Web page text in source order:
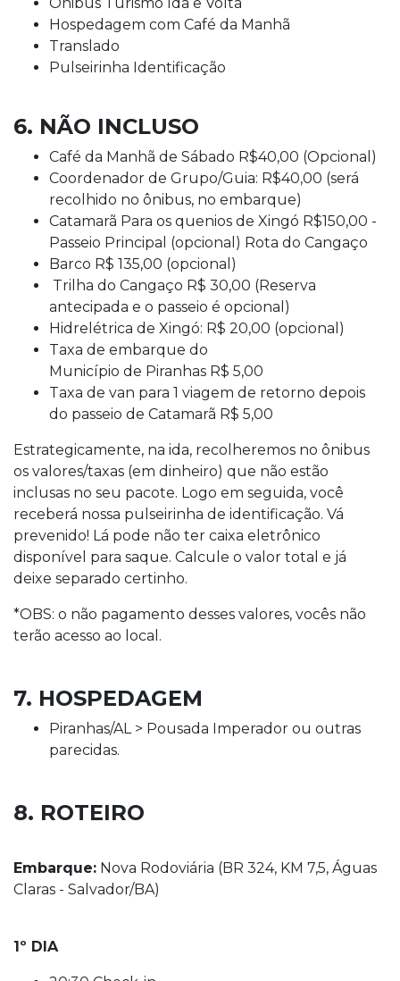
Hospedagem com Café da Manhã
Translado
Pulseirinha Identificação
6. NÃO INCLUSO
Café da Manhã de Sábado R$40,00 (Opcional)
Coordenador de Grupo/Guia: R$40,00 (será
recolhido no ônibus, no embarque)
Catamarã Para os quenios de Xingó R$150,00 -
Passeio Principal (opcional) Rota do Cangaço
Barco R$ 135,00 (opcional)
Trilha do Cangaço R$ 30,00 (Reserva
antecipada e o passeio é opcional)
Hidrelétrica de Xingó: R$ 20,00 (opcional)
Taxa de embarque do
Município de Piranhas R$ 5,00
Taxa de van para 1 viagem de retorno depois
do passeio de Catamarã R$ 5,00
Estrategicamente, na ida, recolheremos no ônibus
os valores/taxas (em dinheiro) que não estão
inclusas no seu pacote. Logo em seguida, você
receberá nossa pulseirinha de identificação. Vá
prevenido! Lá pode não ter caixa eletrônico
disponível para saque. Calcule o valor total e já
deixe separado certinho.
*OBS: o não pagamento desses valores, vocês não
terão acesso ao local.
7. HOSPEDAGEM
Piranhas/AL > Pousada Imperador ou outras
parecidas.
8. ROTEIRO
Embarque: Nova Rodoviária (BR 324, KM 7,5, Águas
Claras - Salvador/BA)
1º DIA